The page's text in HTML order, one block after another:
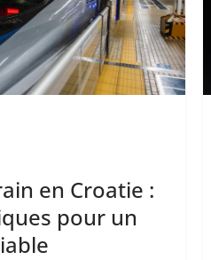
en Croatie :
pour un